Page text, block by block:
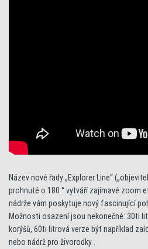
Název nové řady „Explorer Line“
prohnuté o 180 ° vytváří zajímavé zoom
nádrže vám poskytuje nový fascinující
Možnosti osazení jsou nekonečné: 30ti
korýšů, 60ti litrová verze být například
nebo nádrž pro živorodky .